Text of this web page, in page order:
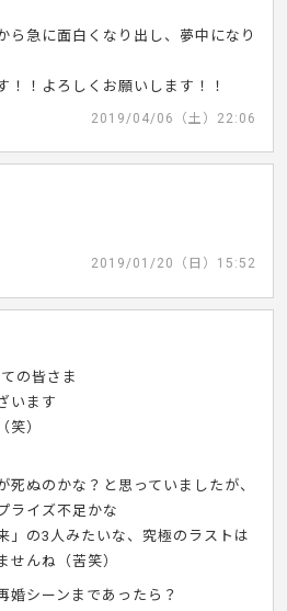
ら急に面白くなり出し、夢中になり
！！よろしくお願いします！！
2019/04/06（土）22:06
2019/01/20（日）15:52
の皆さま
います
笑）
死ぬのかな？と思っていましたが、
ライズ不足かな
」の3人みたいな、究極のラストは
せんね（苦笑）
婚シーンまであったら？